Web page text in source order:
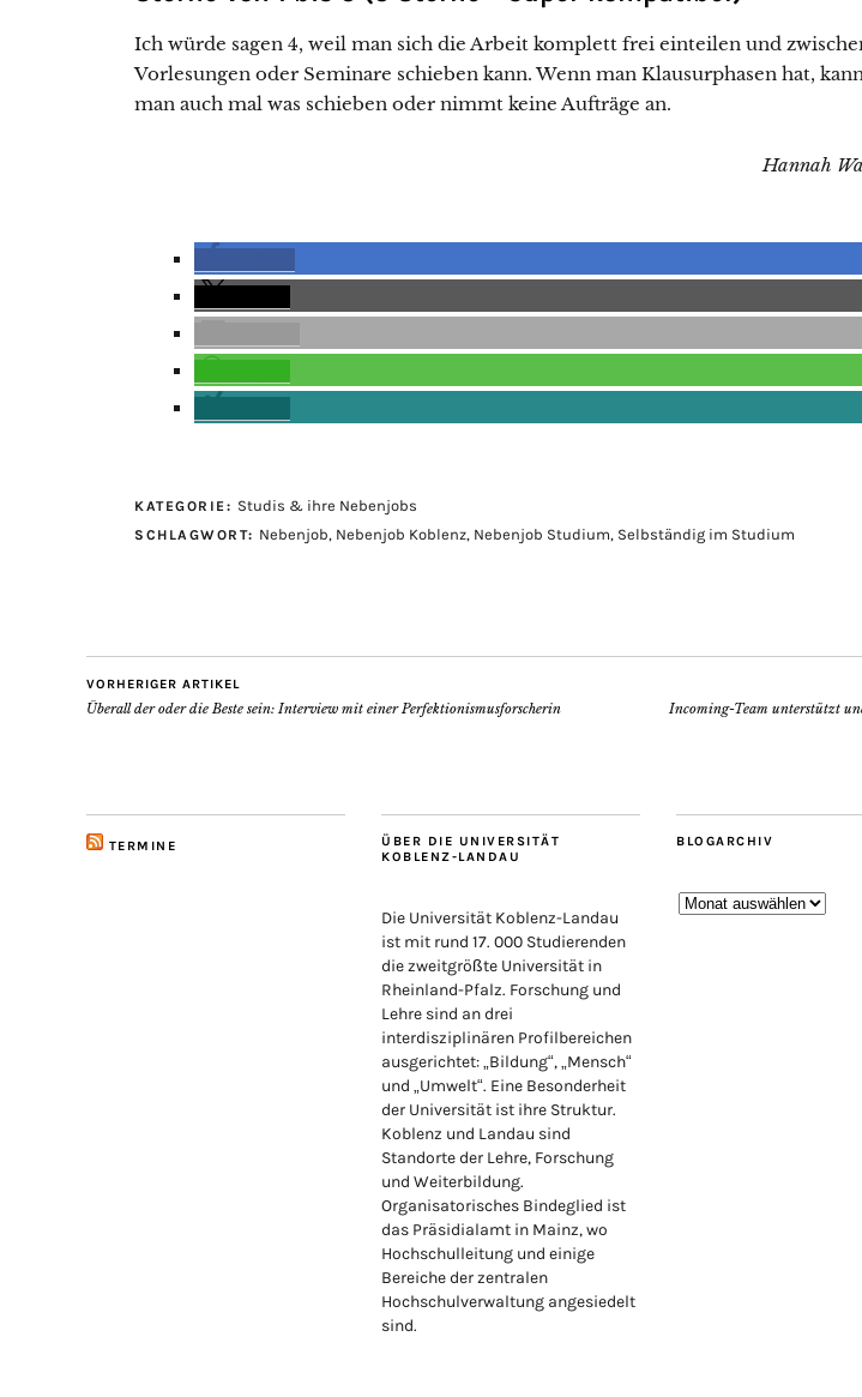
Ich würde sagen 4, weil man sich die Arbeit komplett frei einteilen und
Vorlesungen oder Seminare schieben kann. Wenn man Klausurphasen hat,
man auch mal was schieben oder nimmt keine Aufträge an.
Hannah
KATEGORIE: Studis & ihre Nebenjobs
SCHLAGWORT: Nebenjob, Nebenjob Koblenz, Nebenjob Studium, Selbständig im Studium
VORHERIGER ARTIKEL
Überall der oder die Beste sein: Interview mit einer Perfektionismusforscherin Incoming-Team unterstützt
TERMINE
ÜBER DIE UNIVERSITÄT
KOBLENZ-LANDAU
Die Universität Koblenz-Landau
ist mit rund 17. 000 Studierenden
die zweitgrößte Universität in
Rheinland-Pfalz. Forschung und
Lehre sind an drei
interdisziplinären Profilbereichen
ausgerichtet: „Bildung“, „Mensch“
und „Umwelt“. Eine Besonderheit
der Universität ist ihre Struktur.
Koblenz und Landau sind
Standorte der Lehre, Forschung
und Weiterbildung.
Organisatorisches Bindeglied ist
das Präsidialamt in Mainz, wo
Hochschulleitung und einige
Bereiche der zentralen
Hochschulverwaltung angesiedelt
sind.
BLOGARCHIV
Blogarchiv